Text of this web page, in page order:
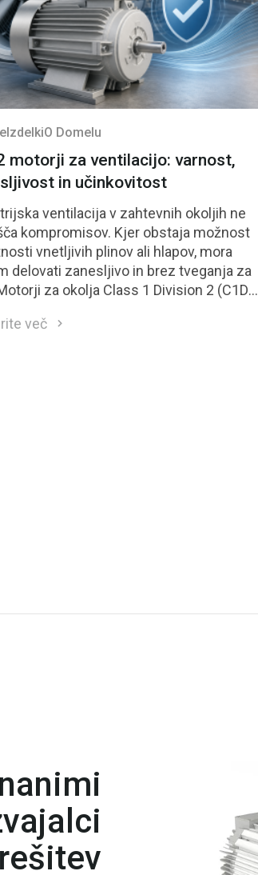
IzdelkiO Domelu
motorji za ventilacijo: varnost,
in učinkovitost
ventilacija v zahtevnih okoljih ne
kompromisov. Kjer obstaja možnost
vnetljivih plinov ali hlapov, mora
delovati zanesljivo in brez tveganja za
za okolja Class 1 Division 2 (C1D2)
več